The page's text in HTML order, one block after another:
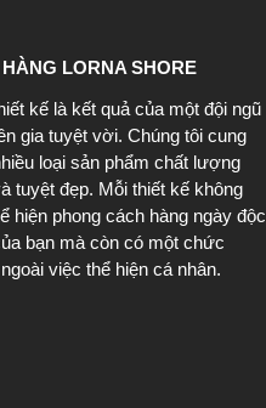
LORNA SHORE
kế là kết quả của một đội ngũ
gia tuyệt vời. Chúng tôi cung
loại sản phẩm chất lượng
tuyệt đẹp. Mỗi thiết kế không
hiện phong cách hàng ngày độc
bạn mà còn có một chức
việc thể hiện cá nhân.